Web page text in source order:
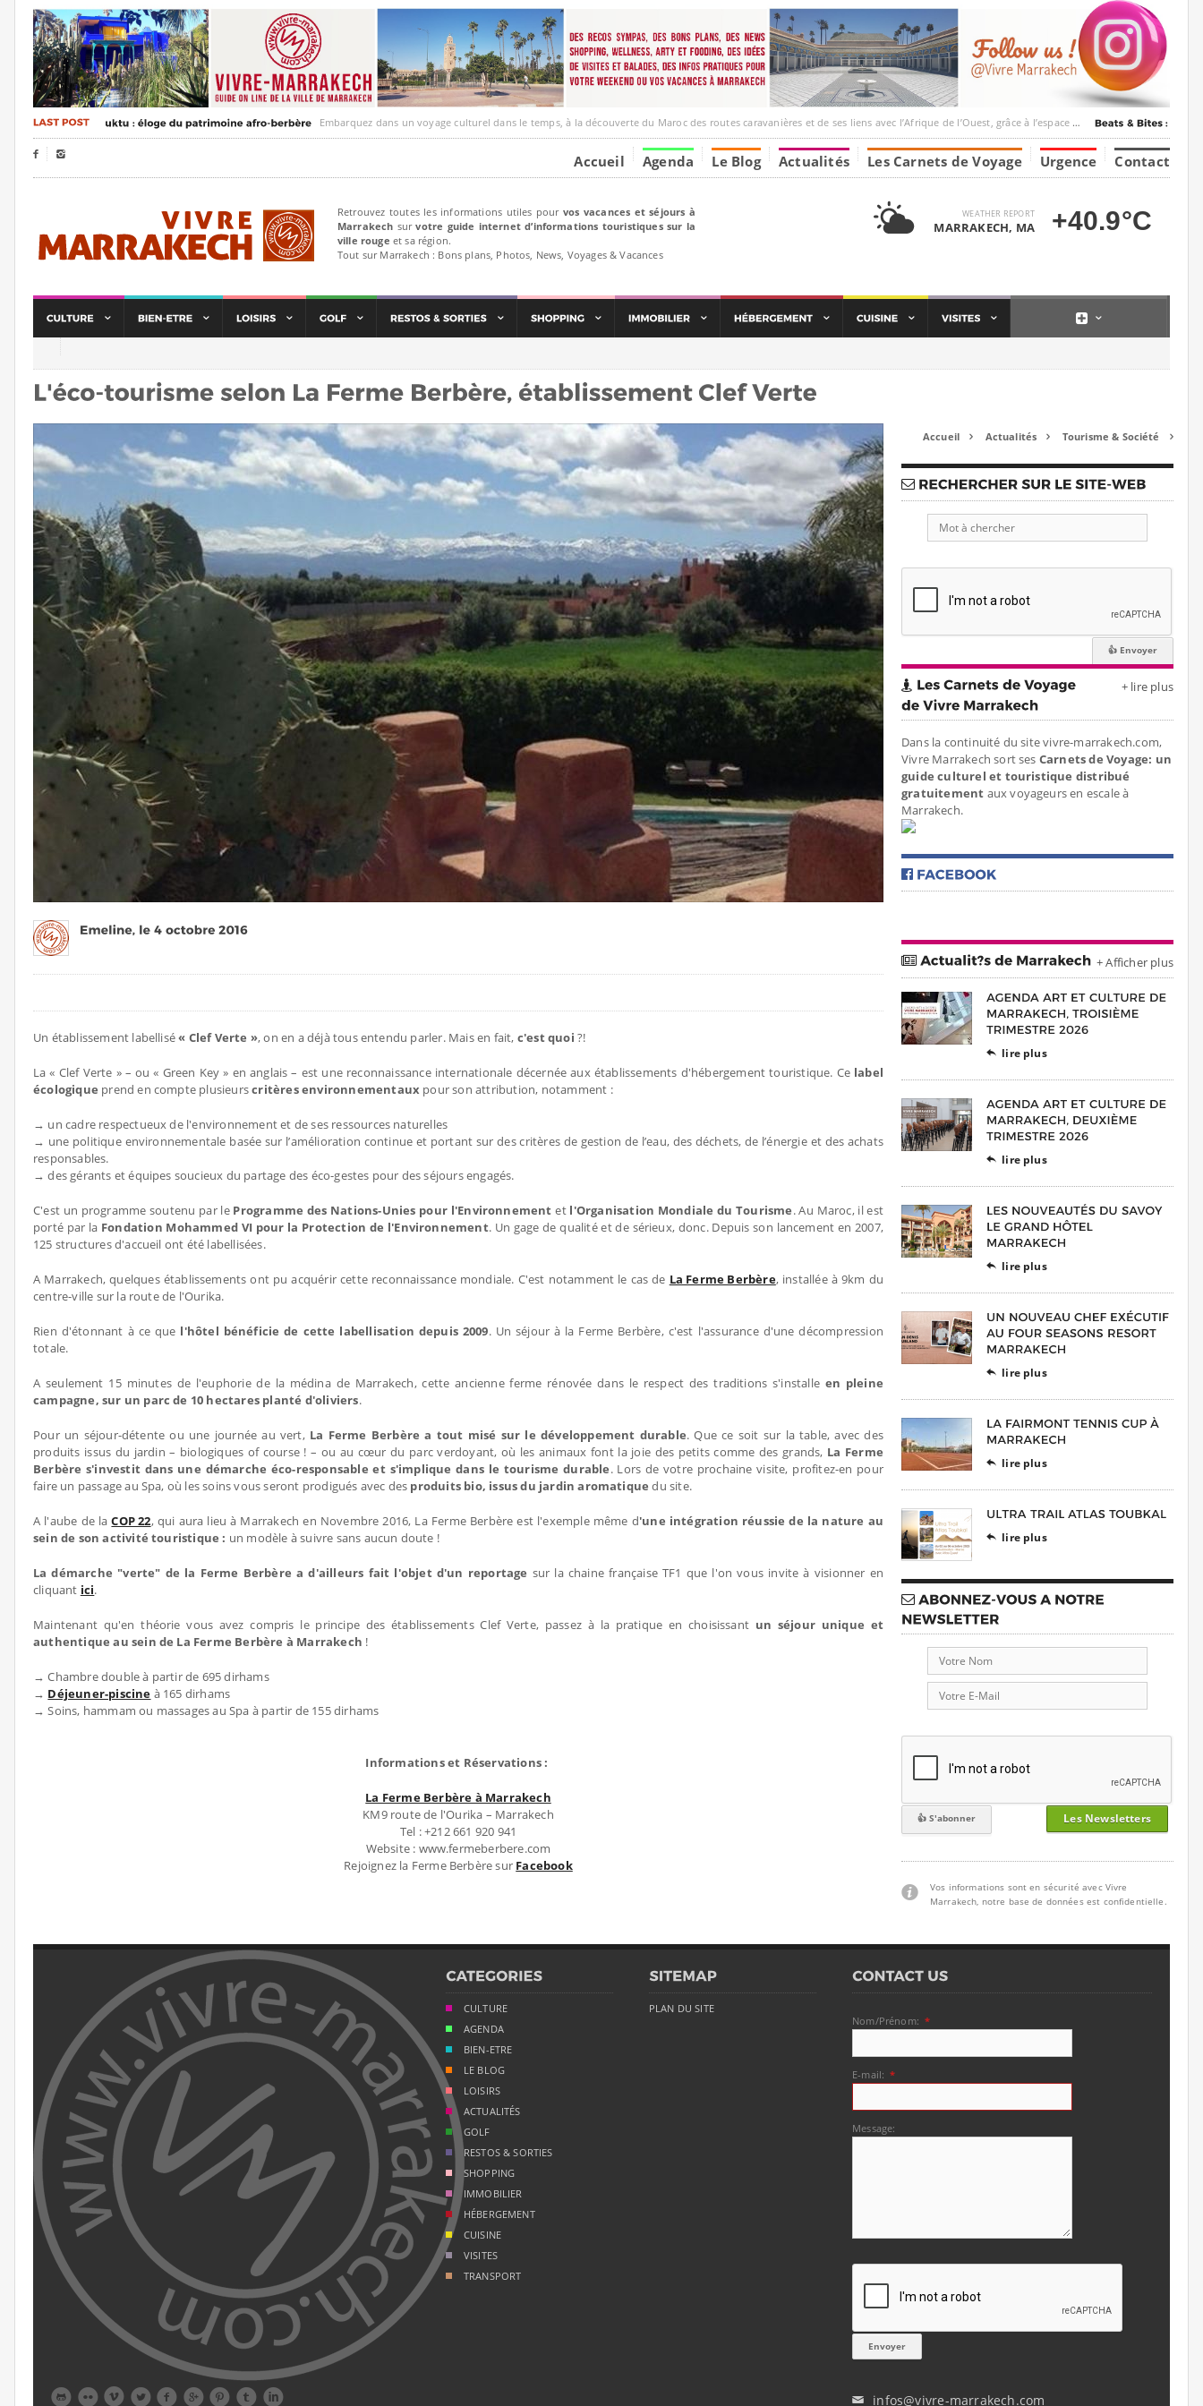
Embarquez dans un voyage culturel dans le temps, à la découverte du Maroc des routes caravanières et de ses liens avec l’Afrique de l’Ouest, grâce à l’espace Marrakesh-Tumbuktu.
  Accueil Agenda Le Blog Actualités Les Carnets de Voyage Urgence Contact
Retrouvez toutes les informations utiles pour vos vacances et séjours à
Marrakech survotre guide internet d’informations touristiques sur la
ville rouge et sa région.
Tout sur Marrakech : Bons plans, Photos, News, Voyages & Vacances
WEATHER REPORT
MARRAKECH, MA +40.9°C
Un établissement labellisé« Clef Verte », on en a déjà tous entendu parler. Mais en fait, c'est quoi ?!
La « Clef Verte » – ou « Green Key » en anglais – est une reconnaissance internationale décernée aux établissements d'hébergement touristique. Ce label
écologique prend en compte plusieurscritères environnementaux pour son attribution, notamment :
→ un cadre respectueux de l'environnement et de ses ressources naturelles
→ une politique environnementale basée sur l’amélioration continue et portant sur des critères de gestion de l’eau, des déchets, de l’énergie et des achats
responsables.
→ des gérants et équipes soucieux du partage des éco-gestes pour des séjours engagés.
C'est un programme soutenu par le Programme des Nations-Unies pour l'Environnement et l'Organisation Mondiale du Tourisme. Au Maroc, il est
porté par la Fondation Mohammed VI pour la Protection de l'Environnement. Un gage de qualité et de sérieux, donc. Depuis son lancement en 2007,
125 structures d'accueil ont été labellisées.
A Marrakech, quelques établissements ont pu acquérir cette reconnaissance mondiale. C'est notamment le cas de La Ferme Berbère, installée à 9km du
centre-ville sur la route de l'Ourika.
Rien d'étonnant à ce que l'hôtel bénéficie de cette labellisation depuis 2009. Un séjour à la Ferme Berbère, c'est l'assurance d'une décompression
totale.
A seulement 15 minutes de l'euphorie de la médina de Marrakech, cette ancienne ferme rénovée dans le respect des traditions s'installe en pleine
campagne, sur un parc de 10 hectares planté d'oliviers.
Pour un séjour-détente ou une journée au vert, La Ferme Berbère a tout misé sur le développement durable. Que ce soit sur la table, avec des
produits issus du jardin – biologiques of course ! – ou au cœur du parc verdoyant, où les animaux font la joie des petits comme des grands, La Ferme
Berbère s'investit dans une démarche éco-responsable et s'implique dans le tourisme durable. Lors de votre prochaine visite, profitez-en pour
faire un passage au Spa, où les soins vous seront prodigués avec des produits bio, issus du jardin aromatiquedu site.
A l'aube de laCOP 22, qui aura lieu à Marrakech en Novembre 2016, La Ferme Berbère est l'exemple même d'une intégration réussie de la nature au
sein de son activité touristique : un modèle à suivre sans aucun doute !
La démarche "verte" de la Ferme Berbère a d'ailleurs fait l'objet d'un reportage sur la chaine française TF1 que l'on vous invite à visionner en
cliquant ici.
Maintenant qu'en théorie vous avez compris le principe des établissements Clef Verte, passez à la pratique en choisissant un séjour unique et
authentique au sein de La Ferme Berbère à Marrakech !
→ Chambre double à partir de 695 dirhams
→ Déjeuner-piscine à 165 dirhams
→ Soins, hammam ou massages au Spa à partir de 155 dirhams
Informations et Réservations :
La Ferme Berbère à Marrakech
KM9 route de l'Ourika – Marrakech
Tel : +212 661 920 941
Website : www.fermeberbere.com
Rejoignez la Ferme Berbère sur Facebook
Accueil  Actualités  Tourisme & Société 
+ lire plus
Dans la continuité du site vivre-marrakech.com,
Vivre Marrakech sort ses Carnets de Voyage: un
guide culturel et touristique distribué
gratuitement aux voyageurs en escale à
Marrakech.
+ Afficher plus
 lire plus
 lire plus
 lire plus
 lire plus
 lire plus
 lire plus
Les Newsletters
Vos informations sont en sécurité avec Vivre
Marrakech, notre base de données est confidentielle.
        
CULTURE
AGENDA
BIEN-ETRE
LE BLOG
LOISIRS
ACTUALITÉS
GOLF
RESTOS & SORTIES
SHOPPING
IMMOBILIER
HÉBERGEMENT
CUISINE
VISITES
TRANSPORT
PLAN DU SITE
Nom/Prénom: *
E-mail: *
Message:
✉ infos@vivre-marrakech.com